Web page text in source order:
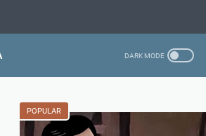
POPULAR